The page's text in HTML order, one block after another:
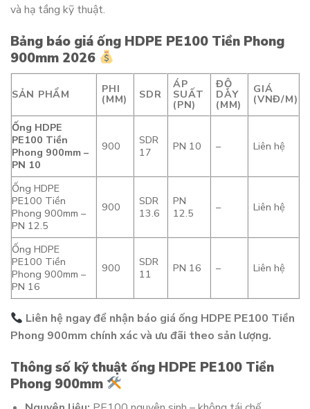
và hạ tầng kỹ thuật.
Bảng báo giá ống HDPE PE100 Tiền Phong
900mm 2026
SẢN PHẨM PHI
(MM) SDR
ÁP
SUẤT
(PN)
ĐỘ
DÀY
(MM)
GIÁ
(VNĐ/M)
Ống HDPE
PE100 Tiền
Phong 900mm –
PN 10
900
SDR
17
PN 10 – Liên hệ
Ống HDPE
PE100 Tiền
Phong 900mm –
PN 12.5
900
SDR
13.6
PN
12.5
– Liên hệ
Ống HDPE
PE100 Tiền
Phong 900mm –
PN 16
900
SDR
11
PN 16 – Liên hệ
Liên hệ ngay để nhận báo giá ống HDPE PE100 Tiền
Phong 900mm chính xác và ưu đãi theo sản lượng.
Thông số kỹ thuật ống HDPE PE100 Tiền
Phong 900mm